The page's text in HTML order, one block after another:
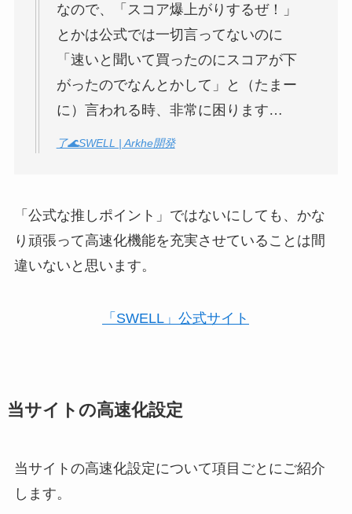
なので、「スコア爆上がりするぜ！」
とかは公式では一切言ってないのに
「速いと聞いて買ったのにスコアが下
がったのでなんとかして」と（たまー
に）言われる時、非常に困ります…
了🌊SWELL | Arkhe開発
「公式な推しポイント」ではないにしても、かな
り頑張って高速化機能を充実させていることは間
違いないと思います。
「SWELL」公式サイト
当サイトの高速化設定
当サイトの高速化設定について項目ごとにご紹介
します。